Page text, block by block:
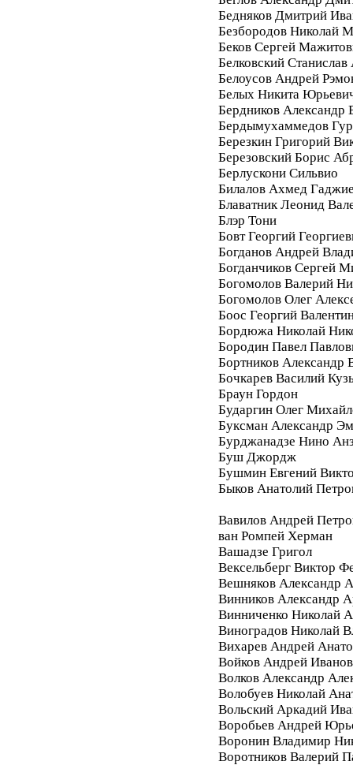
Бедняков Дмитрий
Безбородов Николай
Беков Сергей
Белковский
Белоусов Андрей
Белых Никита
Бердников Александр
Бердымухаммедов
Березкин Григорий
Березовский Борис
Берлускони Сильвио
Билалов Ахмед
Блаватник Леонид
Блэр Тони
Бовт Георгий
Богданов Андрей
Богданчиков Сергей
Богомолов Валерий
Богомолов Олег
Боос Георгий
Бордюжа Николай
Бородин Павел
Бортников Александр
Бочкарев Василий
Браун Гордон
Бударгин Олег
Буксман Александр
Бурджанадзе Нино
Буш Джордж
Бушмин Евгений
Быков Анатолий
Вавилов Андрей
ван Ромпей Херман
Вашадзе Григол
Вексельберг Виктор
Вешняков Александр
Винников Александр
Винниченко Николай
Виноградов Николай
Вихарев Андрей
Войков Андрей
Волков Александр
Волобуев Николай
Вольский Аркадий
Воробьев Андрей
Воронин Владимир
Воротников Валерий